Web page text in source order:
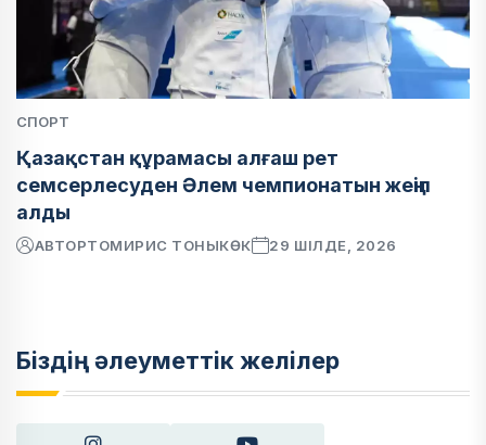
СПОРТ
Қазақстан құрамасы алғаш рет
семсерлесуден Әлем чемпионатын жеңіп
алды
АВТОРТОМИРИС ТОНЫКӨК 29 ШІЛДЕ, 2026
Біздің әлеуметтік желілер